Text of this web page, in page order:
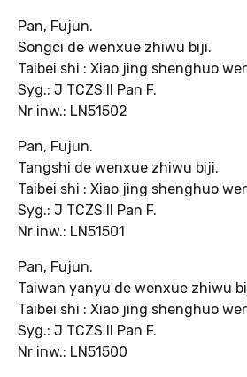
Pan, Fujun.
Songci de wenxue zhiwu biji.
Taibei shi : Xiao jing shenghuo
Syg.: J TCZS II Pan F.
Nr inw.: LN51502
Pan, Fujun.
Tangshi de wenxue zhiwu biji.
Taibei shi : Xiao jing shenghuo
Syg.: J TCZS II Pan F.
Nr inw.: LN51501
Pan, Fujun.
Taiwan yanyu de wenxue zhiwu
Taibei shi : Xiao jing shenghuo
Syg.: J TCZS II Pan F.
Nr inw.: LN51500